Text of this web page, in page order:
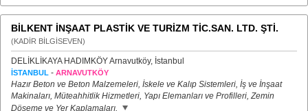
BİLKENT İNŞAAT PLASTİK VE TURİZM TİC.SAN. LTD. ŞTİ.
(KADİR BİLGİSEVEN)
DELİKLİKAYA HADIMKÖY Arnavutköy, İstanbul
İSTANBUL - ARNAVUTKÖY
Hazır Beton ve Beton Malzemeleri, İskele ve Kalıp Sistemleri, İş ve İnşaat
Makinaları, Müteahhitlik Hizmetleri, Yapı Elemanları ve Profilleri, Zemin
Döşeme ve Yer Kaplamaları,